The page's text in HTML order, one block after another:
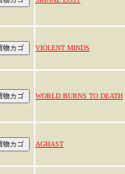
VIOLENT MINDS
WORLD BURNS TO DEATH
AGHAST